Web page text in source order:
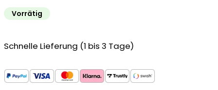
Vorrätig
Schnelle Lieferung (1 bis 3 Tage)